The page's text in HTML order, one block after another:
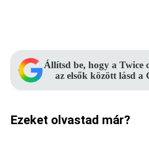
Állítsd be, hogy a Twice
az elsők között lásd a
Ezeket olvastad már?